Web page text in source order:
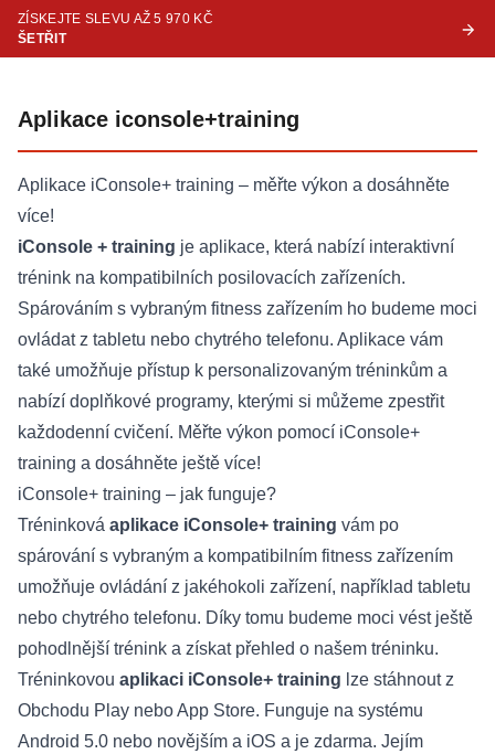
ZÍSKEJTE SLEVU AŽ 5 970 KČ
ŠETŘIT
Aplikace iconsole+training
Aplikace iConsole+ training – měřte výkon a dosáhněte
více!
iConsole + training je aplikace, která nabízí interaktivní
trénink na kompatibilních posilovacích zařízeních.
Spárováním s vybraným fitness zařízením ho budeme moci
ovládat z tabletu nebo chytrého telefonu. Aplikace vám
také umožňuje přístup k personalizovaným tréninkům a
nabízí doplňkové programy, kterými si můžeme zpestřit
každodenní cvičení. Měřte výkon pomocí iConsole+
training a dosáhněte ještě více!
iConsole+ training – jak funguje?
Tréninková aplikace iConsole+ training vám po
spárování s vybraným a kompatibilním fitness zařízením
umožňuje ovládání z jakéhokoli zařízení, například tabletu
nebo chytrého telefonu. Díky tomu budeme moci vést ještě
pohodlnější trénink a získat přehled o našem tréninku.
Tréninkovou aplikaci iConsole+ training lze stáhnout z
Obchodu Play nebo App Store. Funguje na systému
Android 5.0 nebo novějším a iOS a je zdarma. Jejím